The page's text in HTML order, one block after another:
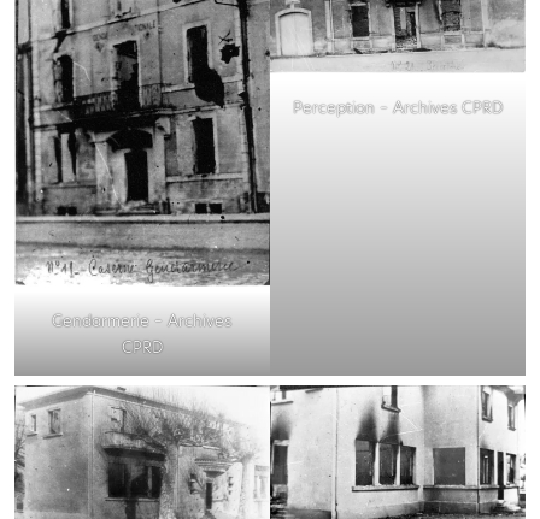
Gendarmerie – Archives
CPRD
Perception – Archives CPRD